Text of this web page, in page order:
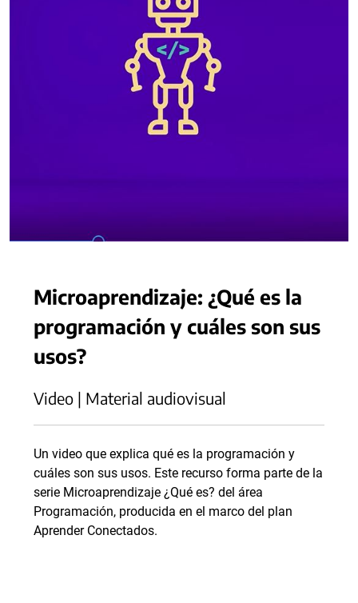
Microaprendizaje: ¿Qué es la
programación y cuáles son sus
usos?
Video | Material audiovisual
Un video que explica qué es la programación y
cuáles son sus usos. Este recurso forma parte de la
serie Microaprendizaje ¿Qué es? del área
Programación, producida en el marco del plan
Aprender Conectados.